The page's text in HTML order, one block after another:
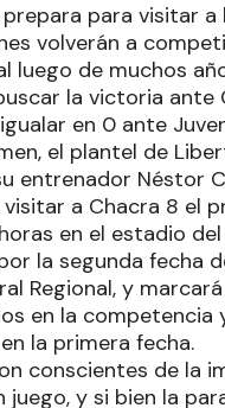
para visitar a
volverán a
luego de muchos
la victoria ante
igualar en 0 ante
el plantel de
entrenador Néstor
a Chacra 8 el
en el estadio
la segunda fecha
Regional, y
en la competencia
la primera fecha.
conscientes de la
juego, y si bien la